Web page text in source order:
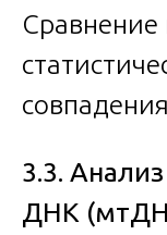
3.3.
ДНК